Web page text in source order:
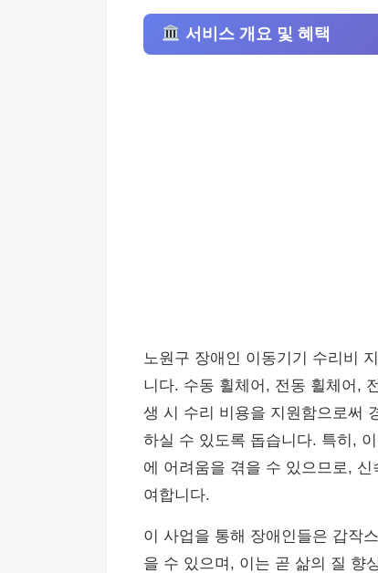
서비스 개요 및 혜택
노원구 장애인 이동기기 수리비
니다. 수동 휠체어, 전동 휠체어,
생 시 수리 비용을 지원함으로써
하실 수 있도록 돕습니다. 특히,
에 어려움을 겪을 수 있으므로,
여합니다.
이 사업을 통해 장애인들은 갑작
을 수 있으며, 이는 곧 삶의 질 향